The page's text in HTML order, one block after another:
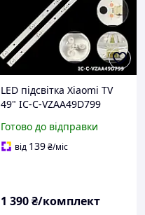
LED підсвітка Xiaomi TV
49" IC-C-VZAA49D799
L49M5A9 L49M5-A4
L49M5AF 10шт.
Готово до відправки
від 139₴/міс
1 390₴/комплект